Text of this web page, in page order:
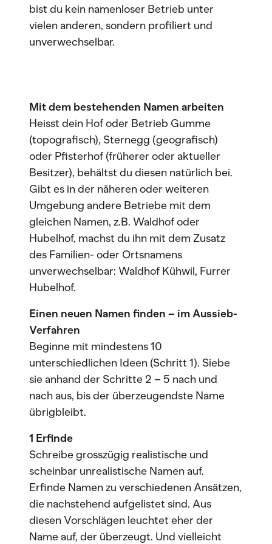
bist du kein namenloser Betrieb unter
vielen anderen, sondern profiliert und
unverwechselbar.
Mit dem bestehenden Namen arbeiten
Heisst dein Hof oder Betrieb Gumme
(topografisch), Sternegg (geografisch)
oder Pfisterhof (früherer oder aktueller
Besitzer), behältst du diesen natürlich bei.
Gibt es in der näheren oder weiteren
Umgebung andere Betriebe mit dem
gleichen Namen, z.B. Waldhof oder
Hubelhof, machst du ihn mit dem Zusatz
des Familien- oder Ortsnamens
unverwechselbar: Waldhof Kühwil, Furrer
Hubelhof.
Einen neuen Namen finden – im Aussieb-
Verfahren
Beginne mit mindestens 10
unterschiedlichen Ideen (Schritt 1). Siebe
sie anhand der Schritte 2 – 5 nach und
nach aus, bis der überzeugendste Name
übrigbleibt.
1 Erfinde
Schreibe grosszügig realistische und
scheinbar unrealistische Namen auf.
Erfinde Namen zu verschiedenen Ansätzen,
die nachstehend aufgelistet sind. Aus
diesen Vorschlägen leuchtet eher der
Name auf, der überzeugt. Und vielleicht